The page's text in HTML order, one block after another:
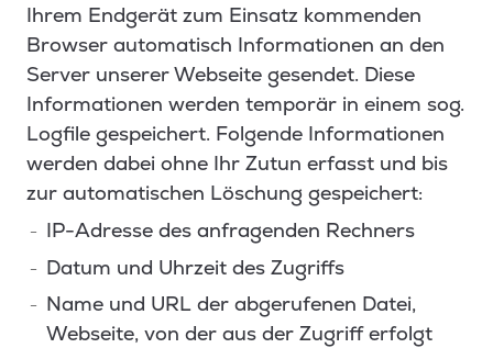
Ihrem Endgerät zum Einsatz kommenden
Browser automatisch Informationen an den
Server unserer Webseite gesendet. Diese
Informationen werden temporär in einem sog.
Logfile gespeichert. Folgende Informationen
werden dabei ohne Ihr Zutun erfasst und bis
zur automatischen Löschung gespeichert:
IP-Adresse des anfragenden Rechners
Datum und Uhrzeit des Zugriffs
Name und URL der abgerufenen Datei,
Webseite, von der aus der Zugriff erfolgt